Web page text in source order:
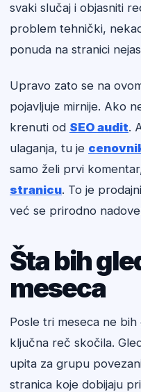
svaki slučaj i objasniti
problem tehnički,
ponuda na stranici
Upravo zato se na
pojavljuje mirnije. Ako
krenuti od SEO audit.
ulaganja, tu je
samo želi prvi
stranicu. To je
već se prirodno
Šta bih
meseca
Posle tri meseca ne bih
ključna reč skočila.
upita za grupu
stranica koje dobijaju